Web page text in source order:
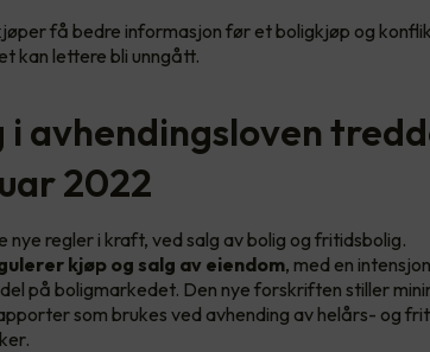
få bedre informasjon før et boligkjøp og
kan lettere bli unngått.
i avhendingsloven
2022
nye regler i kraft, ved salg av bolig og fritidsbolig.
kjøp og salg av eiendom, med en
på boligmarkedet. Den nye forskriften stiller
som brukes ved avhending av helårs- og